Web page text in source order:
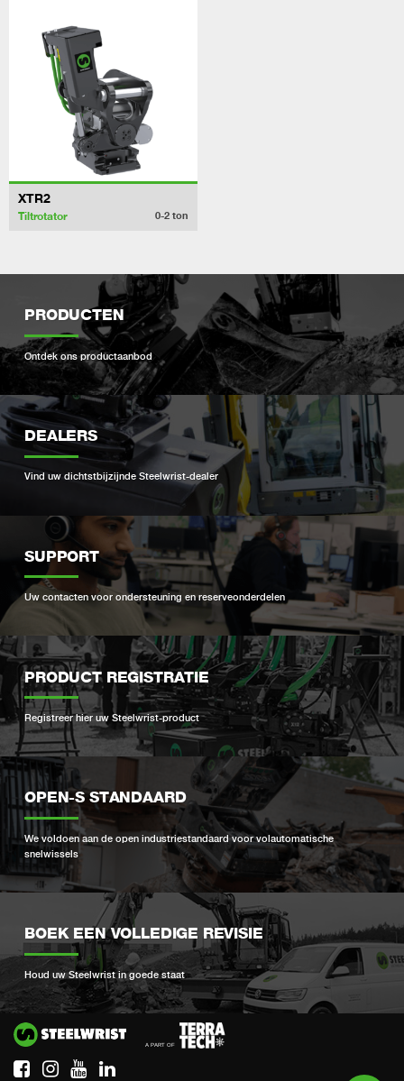
XTR2
Tiltrotator 0-2 ton
PRODUCTEN
Ontdek ons ​​productaanbod
DEALERS
Vind uw dichtstbijzijnde Steelwrist-dealer
SUPPORT
Uw contacten voor ondersteuning en reserveonderdelen
PRODUCT REGISTRATIE
Registreer hier uw Steelwrist-product
OPEN-S STANDAARD
We voldoen aan de open industriestandaard voor volautomatische
snelwissels
BOEK EEN VOLLEDIGE REVISIE
Houd uw Steelwrist in goede staat